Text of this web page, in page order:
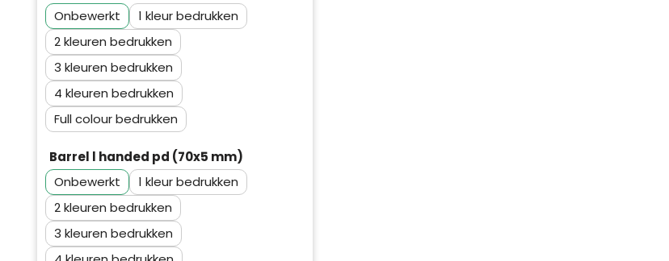
Onbewerkt
1
2
3
4
Full colour
Barrel l handed pd (70x5 mm)
Onbewerkt
1
2
3
Klantenbeoordelingen laten zien
hoe een website in het
algemeen aan de behoeften
van klanten voldoet.